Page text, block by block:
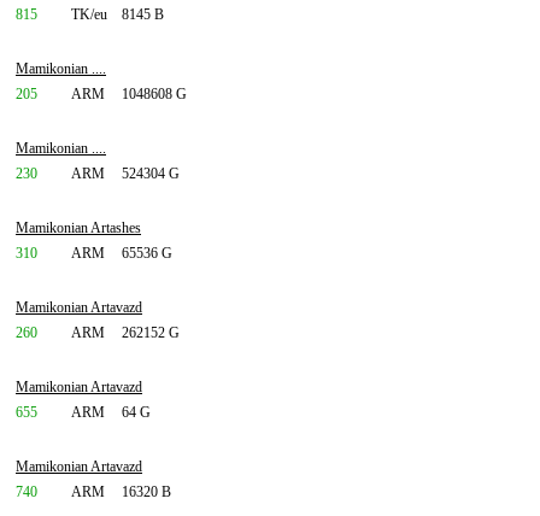
815
TK/eu 8145 B
Mamikonian ....
205
ARM 1048608 G
Mamikonian ....
230
ARM 524304 G
Mamikonian Artashes
310
ARM 65536 G
Mamikonian Artavazd
260
ARM 262152 G
Mamikonian Artavazd
655
ARM 64 G
Mamikonian Artavazd
740
ARM 16320 B